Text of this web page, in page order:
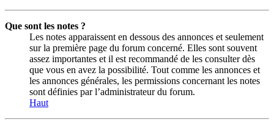
Que sont les notes ?
Les notes apparaissent en dessous des annonces et seulement
sur la première page du forum concerné. Elles sont souvent
assez importantes et il est recommandé de les consulter dès
que vous en avez la possibilité. Tout comme les annonces et
les annonces générales, les permissions concernant les notes
sont définies par l’administrateur du forum.
Haut